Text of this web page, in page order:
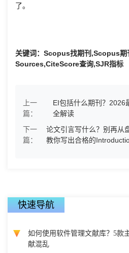
了。
关键词：Scopus找期刊,Scopus
Sources,CiteScore查询,SJR指标
上一
篇：
EI包括什么期刊？2026
全解读
下一
篇：
论文引言写什么？别再从
教你写出合格的
快速导航
如何使用软件管理文献库？5款
献混乱